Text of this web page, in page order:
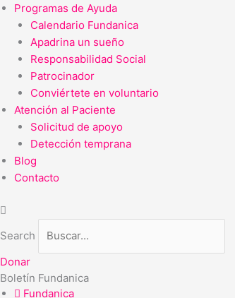
Programas de Ayuda
Calendario Fundanica
Apadrina un sueño
Responsabilidad Social
Patrocinador
Conviértete en voluntario
Atención al Paciente
Solicitud de apoyo
Detección temprana
Blog
Contacto
Search
Donar
Boletín Fundanica
Fundanica